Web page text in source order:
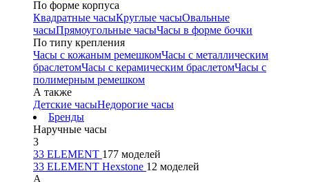
По форме корпуса
Квадратные часыКруглые часыОвальные
часыПрямоугольные часыЧасы в форме бочки
По типу крепления
Часы с кожаным ремешкомЧасы с металлическим
браслетомЧасы с керамическим браслетомЧасы с
полимерным ремешком
А также
Детские часыНедорогие часы
Бренды
Наручные часы
3
33 ELEMENT 177 моделей
33 ELEMENT Hexstone 12 моделей
A